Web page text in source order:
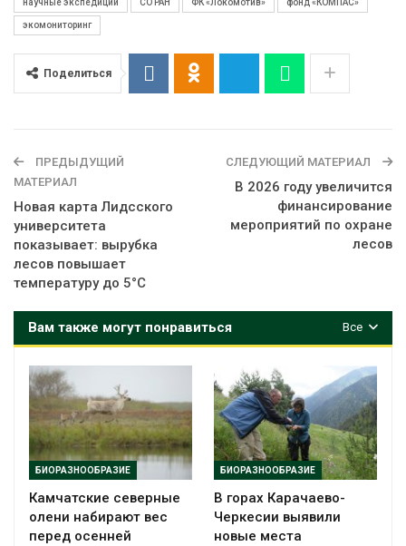
научные экспедиции СО РАН ФК «Локомотив» фонд «КОМПАС»
экомониторинг
Поделиться
ПРЕДЫДУЩИЙ
МАТЕРИАЛ
Новая карта Лидсского
университета
показывает: вырубка
лесов повышает
температуру до 5°C
СЛЕДУЮЩИЙ МАТЕРИАЛ
В 2026 году увеличится
финансирование
мероприятий по охране
лесов
Все
Вам также могут понравиться
БИОРАЗНООБРАЗИЕ
Камчатские северные
олени набирают вес
перед осенней
БИОРАЗНООБРАЗИЕ
В горах Карачаево-
Черкесии выявили
новые места